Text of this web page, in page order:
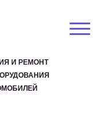
И РЕМОНТ